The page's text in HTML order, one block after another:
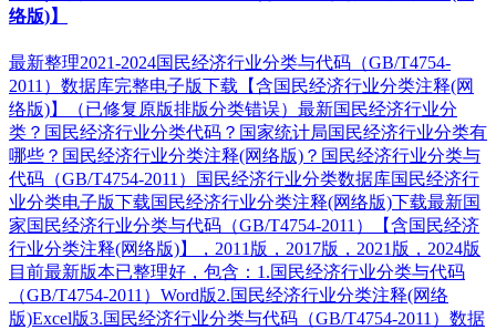
络版)】
最新整理2021-2024国民经济行业分类与代码（GB/T4754-
2011）数据库完整电子版下载【含国民经济行业分类注释(网
络版)】（已修复原版排版分类错误）最新国民经济行业分
类？国民经济行业分类代码？国家统计局国民经济行业分类有
哪些？国民经济行业分类注释(网络版)？国民经济行业分类与
代码（GB/T4754-2011）国民经济行业分类数据库国民经济行
业分类电子版下载国民经济行业分类注释(网络版)下载最新国
家国民经济行业分类与代码（GB/T4754-2011）【含国民经济
行业分类注释(网络版)】，2011版，2017版，2021版，2024版
目前最新版本已整理好，包含：1.国民经济行业分类与代码
（GB/T4754-2011）Word版2.国民经济行业分类注释(网络
版)Excel版3.国民经济行业分类与代码（GB/T4754-2011）数据